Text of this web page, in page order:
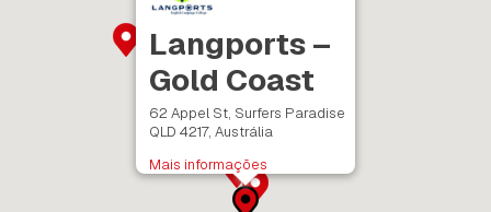
Langports –
Gold Coast
62 Appel St, Surfers Paradise
QLD 4217, Austrália
Mais informações